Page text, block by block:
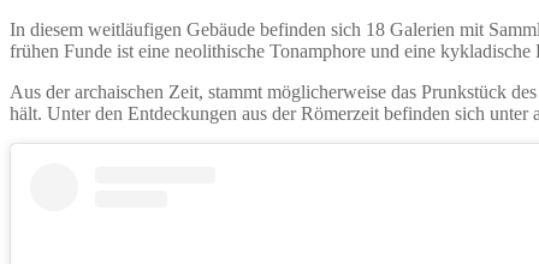
In diesem weitläufigen Gebäude befinden sich 18 Galerien mit
frühen Funde ist eine neolithische Tonamphore und eine
Aus der archaischen Zeit, stammt möglicherweise das Prunkstück
hält. Unter den Entdeckungen aus der Römerzeit befinden sich